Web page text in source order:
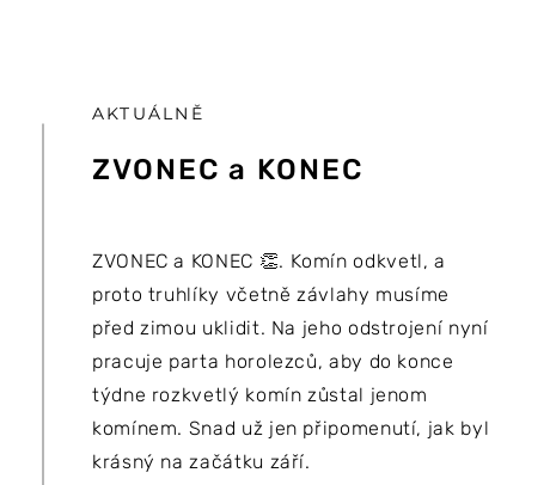
AKTUÁLNĚ
ZVONEC a KONEC
ZVONEC a KONEC 👏. Komín odkvetl, a
proto truhlíky včetně závlahy musíme
před zimou uklidit. Na jeho odstrojení nyní
pracuje parta horolezců, aby do konce
týdne rozkvetlý komín zůstal jenom
komínem. Snad už jen připomenutí, jak byl
krásný na začátku září.